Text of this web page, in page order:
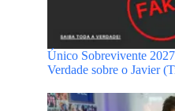
Único Sobrevivente
Verdade sobre o Javier